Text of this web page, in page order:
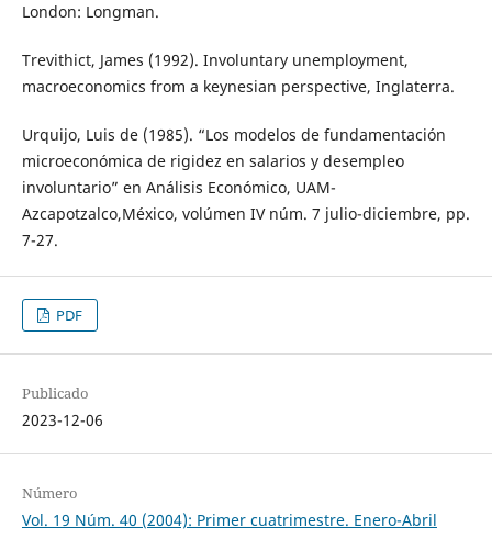
London: Longman.
Trevithict, James (1992). Involuntary unemployment,
macroeconomics from a keynesian perspective, Inglaterra.
Urquijo, Luis de (1985). “Los modelos de fundamentación
microeconómica de rigidez en salarios y desempleo
involuntario” en Análisis Económico, UAM-
Azcapotzalco,México, volúmen IV núm. 7 julio-diciembre, pp.
7-27.
PDF
Publicado
2023-12-06
Número
Vol. 19 Núm. 40 (2004): Primer cuatrimestre. Enero-Abril